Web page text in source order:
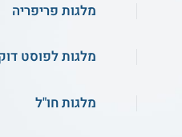
מלגות פריפריה
מלגות לפוסט
מלגות חו"ל